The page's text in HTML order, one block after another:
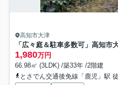
高知市大津
1,980万円
66.98㎡ (3LDK) /築33年 /2階建
とさでん交通後免線「鹿児」駅